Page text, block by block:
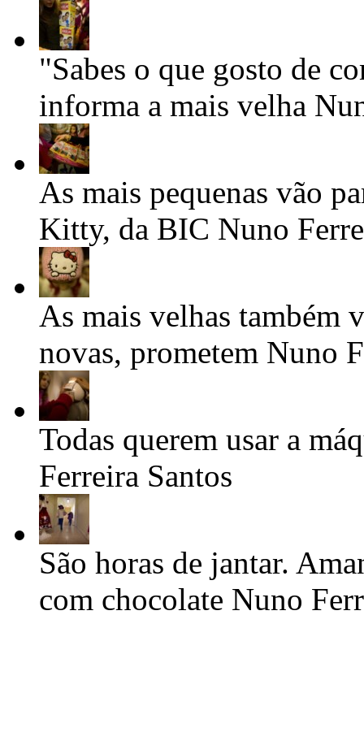
"Sabes o que gosto de
informa a mais velha
As mais pequenas vão
Kitty, da BIC Nuno
As mais velhas também
novas, prometem Nuno
Todas querem usar a
Ferreira Santos
São horas de jantar.
com chocolate Nuno